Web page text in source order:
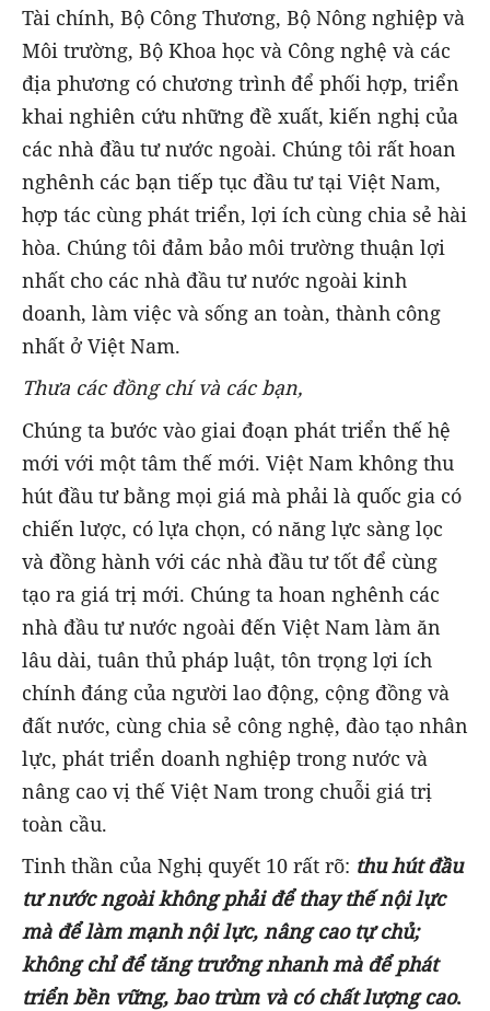
Tài chính, Bộ Công Thương, Bộ Nông nghiệp và
Môi trường, Bộ Khoa học và Công nghệ và các
địa phương có chương trình để phối hợp, triển
khai nghiên cứu những đề xuất, kiến nghị của
các nhà đầu tư nước ngoài. Chúng tôi rất hoan
nghênh các bạn tiếp tục đầu tư tại Việt Nam,
hợp tác cùng phát triển, lợi ích cùng chia sẻ hài
hòa. Chúng tôi đảm bảo môi trường thuận lợi
nhất cho các nhà đầu tư nước ngoài kinh
doanh, làm việc và sống an toàn, thành công
nhất ở Việt Nam.
Thưa cácđồng chívà các bạn,
Chúng ta bước vào giai đoạn phát triển thế hệ
mới với một tâm thế mới. Việt Nam không thu
hút đầu tư bằng mọi giá mà phải là quốc gia có
chiến lược, có lựa chọn, có năng lực sàng lọc
và đồng hành với các nhà đầu tư tốt để cùng
tạo ra giá trị mới. Chúng ta hoan nghênh các
nhà đầu tư nước ngoài đến Việt Nam làm ăn
lâu dài, tuân thủ pháp luật, tôn trọng lợi ích
chính đáng của người lao động, cộng đồng và
đất nước, cùng chia sẻ công nghệ, đào tạo nhân
lực, phát triển doanh nghiệp trong nước và
nâng cao vị thế Việt Nam trong chuỗi giá trị
toàn cầu.
Tinh thần của Nghị quyết 10 rất rõ: thu hút đầu
tư nước ngoài không phải để thay thế nội lực
mà để làm mạnh nội lực, nâng cao tự chủ;
không chỉ để tăng trưởng nhanh mà để phát
triển bền vững, bao trùm và có chất lượng cao.